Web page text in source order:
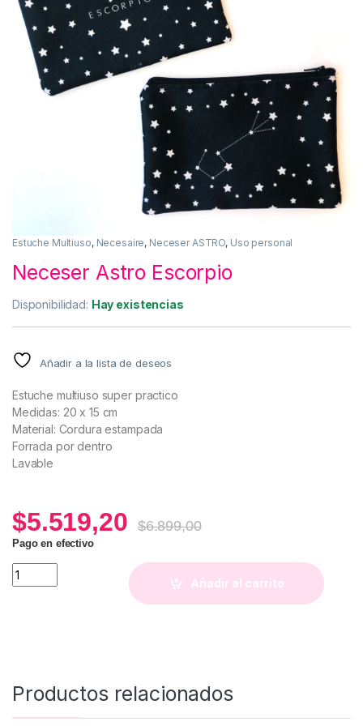
Estuche Multiuso, Necesaire, Neceser ASTRO, Uso personal
Neceser Astro Escorpio
Disponibilidad: Hay existencias
Añadir a la lista de deseos
Estuche multiuso super practico
Medidas: 20 x 15 cm
Material: Cordura estampada
Forrada por dentro
Lavable
$5.519,20 $6.899,00
Pago en efectivo
Neceser Astro Escorpio quantity
Añadir al carrito
Productos relacionados